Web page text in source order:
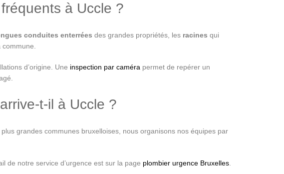
à Uccle ?
conduites enterrées des grandes propriétés, les racines qui
commune.
d’origine. Une inspection par caméra permet de repérer un
t-il à Uccle ?
grandes communes bruxelloises, nous organisons nos équipes par
de notre service d’urgence est sur la page plombier urgence Bruxelles.